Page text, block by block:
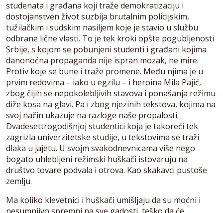
studenata i građana koji traže demokratizaciju i
dostojanstven život suzbija brutalnim policijskim,
tužilačkim i sudskim nasiljem koje je stavio u službu
odbrane lične vlasti. To je tek kroki opšte pogubljenosti
Srbije, s kojom se pobunjeni studenti i građani kojima
danonoćna propaganda nije ispran mozak, ne mire.
Protiv koje se bune i traže promene. Među njima je u
prvim redovima – iako u egzilu – i heroina Mila Pajić,
zbog čijih se nepokolebljivih stavova i ponašanja režimu
diže kosa na glavi. Pa i zbog njezinih tekstova, kojima na
svoj način ukazuje na razloge naše propalosti.
Dvadesettrogodišnjoj studentici koja je takoreći tek
zagrizla univerzitetske studije, u tekstovima se traži
dlaka u jajetu. U svojm svakodnevnicama više nego
bogato uhlebljeni režimski huškači istovaruju na
društvo tovare podvala i otrova. Kao skakavci pustoše
zemlju.
Ma koliko klevetnici i huškači umišljaju da su moćni i